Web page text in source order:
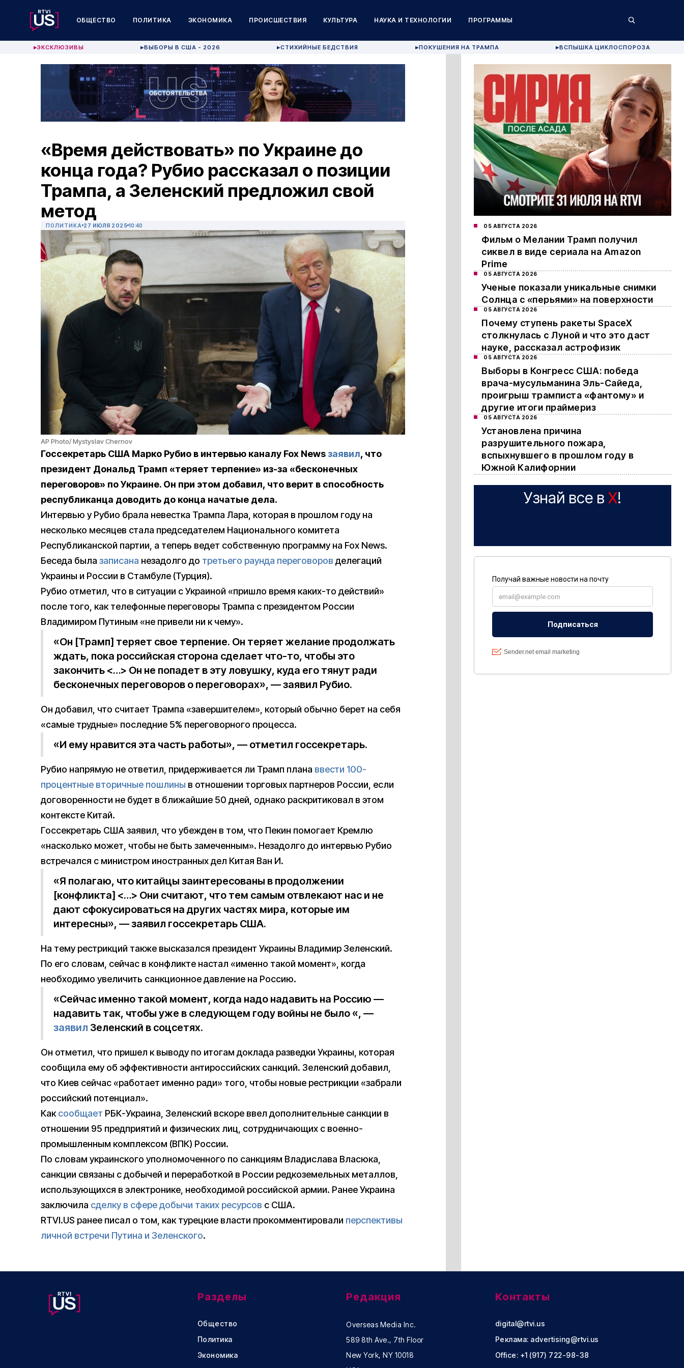
ОБЩЕСТВО ПОЛИТИКА ЭКОНОМИКА ПРОИСШЕСТВИЯ КУЛЬТУРА НАУКА И ТЕХНОЛОГИИ ПРОГРАММЫ
▶ЭКСКЛЮЗИВЫ ▶ВЫБОРЫ В США - 2026 ▶СТИХИЙНЫЕ БЕДСТВИЯ ▶ПОКУШЕНИЯ НА ТРАМПА ▶ВСПЫШКА ЦИКЛОСПОРОЗА
«Время действовать» по Украине до
конца года? Рубио рассказал о позиции
Трампа, а Зеленский предложил свой
метод
ПОЛИТИКА 27 ИЮЛЯ 2025 10:40
AP Photo/ Mystyslav Chernov
Госсекретарь США Марко Рубио в интервью каналу Fox Newsзаявил, что
президент Дональд Трамп «теряет терпение» из-за «бесконечных
переговоров» по Украине. Он при этом добавил, что верит в способность
республиканца доводить до конца начатые дела.
Интервью у Рубио брала невестка Трампа Лара, которая в прошлом году на
несколько месяцев стала председателем Национального комитета
Республиканской партии, а теперь ведет собственную программу на Fox News.
Беседа была записана незадолго до третьего раунда переговоров делегаций
Украины и России в Стамбуле (Турция).
Рубио отметил, что в ситуации с Украиной «пришло время каких-то действий»
после того, как телефонные переговоры Трампа с президентом России
Владимиром Путиным «не привели ни к чему».
«Он [Трамп] теряет свое терпение. Он теряет желание продолжать
ждать, пока российская сторона сделает что-то, чтобы это
закончить <…> Он не попадет в эту ловушку, куда его тянут ради
бесконечных переговоров о переговорах», — заявил Рубио.
Он добавил, что считает Трампа «завершителем», который обычно берет на себя
«самые трудные» последние 5% переговорного процесса.
«И ему нравится эта часть работы», — отметил госсекретарь.
Рубио напрямую не ответил, придерживается ли Трамп плана ввести 100-
процентные вторичные пошлины в отношении торговых партнеров России, если
договоренности не будет в ближайшие 50 дней, однако раскритиковал в этом
контексте Китай.
Госсекретарь США заявил, что убежден в том, что Пекин помогает Кремлю
«насколько может, чтобы не быть замеченным». Незадолго до интервью Рубио
встречался с министром иностранных дел Китая Ван И.
«Я полагаю, что китайцы заинтересованы в продолжении
[конфликта] <…> Они считают, что тем самым отвлекают нас и не
дают сфокусироваться на других частях мира, которые им
интересны», — заявил госсекретарь США.
На тему рестрикций также высказался президент Украины Владимир Зеленский.
По его словам, сейчас в конфликте настал «именно такой момент», когда
необходимо увеличить санкционное давление на Россию.
«Сейчас именно такой момент, когда надо надавить на Россию —
надавить так, чтобы уже в следующем году войны не было «, —
заявил Зеленский в соцсетях.
Он отметил, что пришел к выводу по итогам доклада разведки Украины, которая
сообщила ему об эффективности антироссийских санкций. Зеленский добавил,
что Киев сейчас «работает именно ради» того, чтобы новые рестрикции «забрали
российский потенциал».
Каксообщает РБК-Украина, Зеленский вскоре ввел дополнительные санкции в
отношении 95 предприятий и физических лиц, сотрудничающих с военно-
промышленным комплексом (ВПК) России.
По словам украинского уполномоченного по санкциям Владислава Власюка,
санкции связаны с добычей и переработкой в России редкоземельных металлов,
использующихся в электронике, необходимой российской армии. Ранее Украина
заключила сделку в сфере добычи таких ресурсов с США.
RTVI.US ранее писал о том, как турецкие власти прокомментировали перспективы
личной встречи Путина и Зеленского.
05 АВГУСТА 2026
Фильм о Мелании Трамп получил
сиквел в виде сериала на Amazon
Prime
05 АВГУСТА 2026
Ученые показали уникальные снимки
Солнца с «перьями» на поверхности
05 АВГУСТА 2026
Почему ступень ракеты SpaceX
столкнулась с Луной и что это даст
науке, рассказал астрофизик
05 АВГУСТА 2026
Выборы в Конгресс США: победа
врача-мусульманина Эль-Сайеда,
проигрыш трамписта «фантому» и
другие итоги праймериз
05 АВГУСТА 2026
Установлена причина
разрушительного пожара,
вспыхнувшего в прошлом году в
Южной Калифорнии
Узнай все в X!
Разделы
Общество
Политика
Экономика
Редакция
Overseas Media Inc.
589 8th Ave., 7th Floor
New York, NY 10018
Контакты
digital@rtvi.us
Реклама: advertising@rtvi.us
Office: +1 (917) 722-98-38